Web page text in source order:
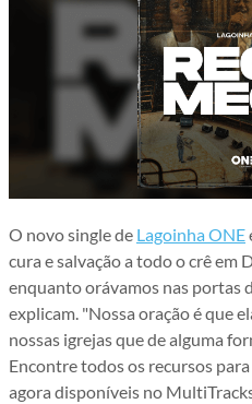
O novo single de Lagoinha ONE
cura e salvação a todo o crê em
enquanto orávamos nas portas
explicam. "Nossa oração é que
nossas igrejas que de alguma
Encontre todos os recursos
agora disponíveis no